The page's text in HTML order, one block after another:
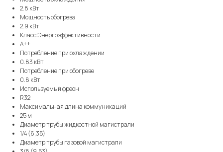
2.8 кВт
Мощность обогрева
2.9 кВт
Класс Энергоэффективности
A++
Потребление при охлаждении
0.83 кВт
Потребление при обогреве
0.8 кВт
Используемый фреон
R32
Максимальная длина коммуникаций
25 м
Диаметр трубы жидкостной магистрали
1/4 (6,35)
Диаметр трубы газовой магистрали